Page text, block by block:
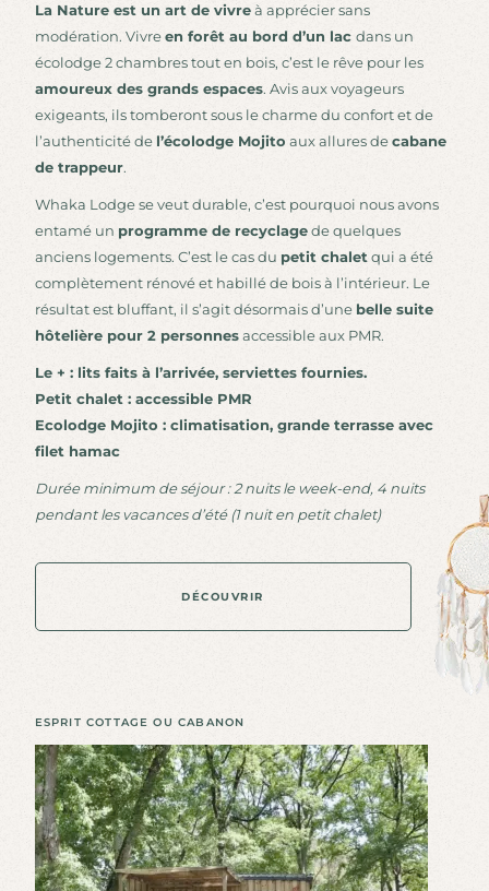
La Nature est un art de vivreà apprécier sans
modération. Vivreen forêt au bord d’un lac dans un
écolodge 2 chambres tout en bois, c’est le rêve pour les
amoureux des grands espaces. Avis aux voyageurs
exigeants, ils tomberont sous le charme du confort et de
l’authenticité de l’écolodge Mojito aux allures decabane
de trappeur.
Whaka Lodge se veut durable, c’est pourquoi nous avons
entamé un programme de recyclagede quelques
anciens logements. C’est le cas du petit chalet qui a été
complètement rénové et habillé de bois à l’intérieur. Le
résultat est bluffant, il s’agit désormais d’une belle suite
hôtelière pour 2 personnesaccessible aux PMR.
Le + : lits faits à l’arrivée, serviettes fournies.
Petit chalet : accessible PMR
Ecolodge Mojito : climatisation, grande terrasse avec
filet hamac
Durée minimum de séjour : 2 nuits le week-end, 4 nuits
pendant les vacances d’été (1 nuit en petit chalet)
DÉCOUVRIR
ESPRIT COTTAGE OU CABANON